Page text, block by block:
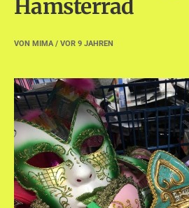
Hamsterrad
VON MIMA/ VOR 9 JAHREN